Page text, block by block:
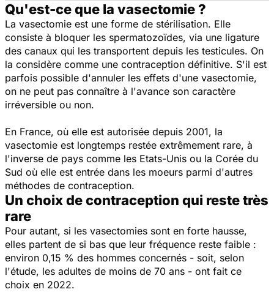
Qu'est-ce que la vasectomie ?
La vasectomie est une forme de stérilisation. Elle
consiste à bloquer les spermatozoïdes, via une ligature
des canaux qui les transportent depuis les testicules. On
la considère comme une contraception définitive. S'il est
parfois possible d'annuler les effets d'une vasectomie,
on ne peut pas connaître à l'avance son caractère
irréversible ou non.
En France, où elle est autorisée depuis 2001, la
vasectomie est longtemps restée extrêmement rare, à
l'inverse de pays comme les Etats-Unis ou la Corée du
Sud où elle est entrée dans les moeurs parmi d'autres
méthodes de contraception.
Un choix de contraception qui reste très
rare
Pour autant, si les vasectomies sont en forte hausse,
elles partent de si bas que leur fréquence reste faible :
environ 0,15 % des hommes concernés - soit, selon
l'étude, les adultes de moins de 70 ans - ont fait ce
choix en 2022.